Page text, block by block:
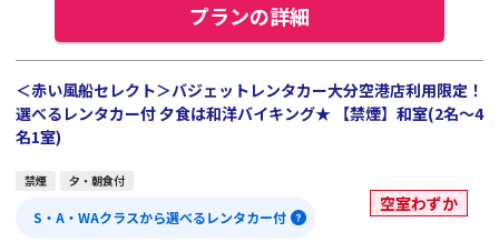
プランの詳細
＜赤い風船セレクト＞バジェットレンタカー大分空港店利用限定！
選べるレンタカー付 夕食は和洋バイキング★ 【禁煙】和室(2名～4
名1室)
禁煙 夕・朝食付
S・A・WAクラスから選べるレンタカー付
空室わずか